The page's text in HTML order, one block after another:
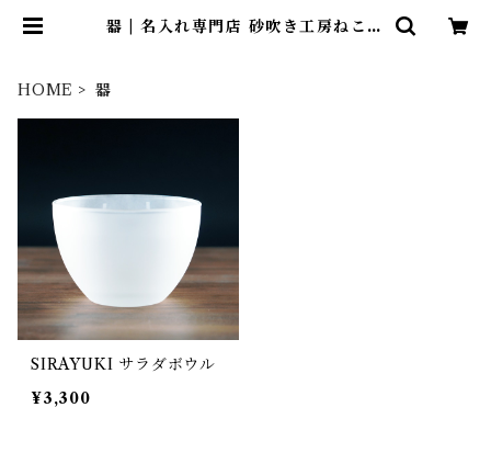
器 | 名入れ専門店 砂吹き工房ねこま
HOME 器
SIRAYUKI サラダボウル
¥3,300